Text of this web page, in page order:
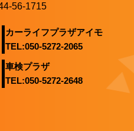
56-1715
カーライフプラザアイモ
TEL:050-5272-2065
車検プラザ
TEL:050-5272-2648